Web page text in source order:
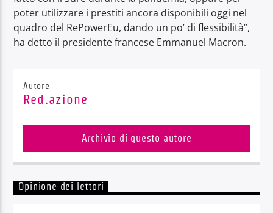
poter utilizzare i prestiti ancora disponibili oggi nel
quadro del RePowerEu, dando un po’ di flessibilità”,
ha detto il presidente francese Emmanuel Macron.
Autore
Red.azione
Archivio di questo autore
Opinione dei lettori